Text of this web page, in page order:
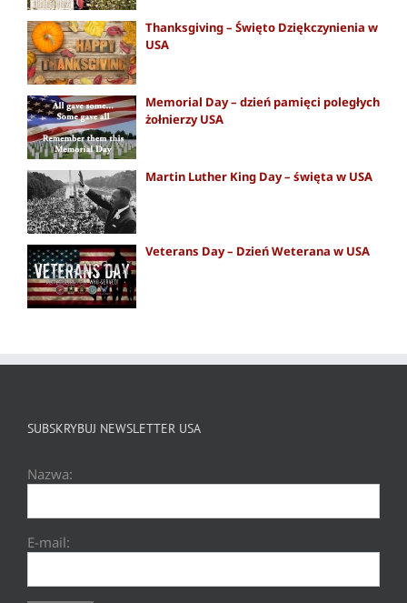
Thanksgiving – Święto Dziękczynienia w
USA
Memorial Day – dzień pamięci poległych
żołnierzy USA
Martin Luther King Day – święta w USA
Veterans Day – Dzień Weterana w USA
SUBSKRYBUJ NEWSLETTER USA
Nazwa:
E-mail: